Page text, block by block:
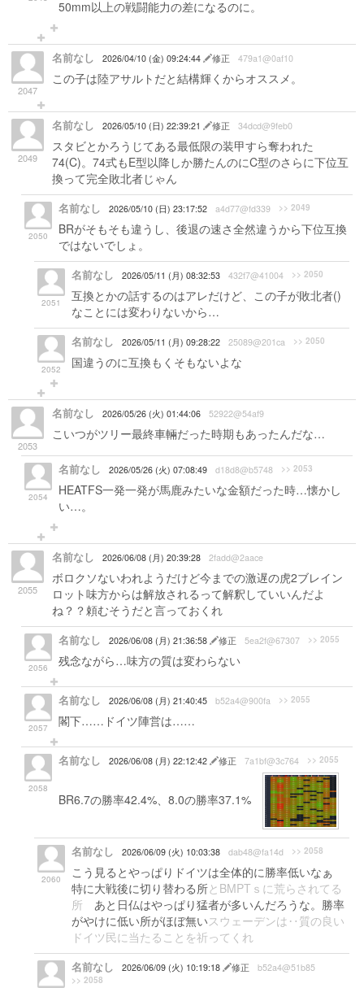
50mm以上の戦闘能力の差になるのに。
2047
名前なし 2026/04/10 (金) 09:24:44 修正 479a1@0af10
この子は陸アサルトだと結構輝くからオススメ。
2049
名前なし 2026/05/10 (日) 22:39:21 修正 34dcd@9feb0
スタビとかろうじてある最低限の装甲すら奪われた
74(C)。74式もE型以降しか勝たんのにC型のさらに下位互
換って完全敗北者じゃん
2050
名前なし 2026/05/10 (日) 23:17:52 a4d77@fd339 >> 2049
BRがそもそも違うし、後退の速さ全然違うから下位互換
ではないでしょ。
2051
名前なし 2026/05/11 (月) 08:32:53 432f7@41004 >> 2050
互換とかの話するのはアレだけど、この子が敗北者()
なことには変わりないから…
2052
名前なし 2026/05/11 (月) 09:28:22 25089@201ca >> 2050
国違うのに互換もくそもないよな
2053
名前なし 2026/05/26 (火) 01:44:06 52922@54af9
こいつがツリー最終車輛だった時期もあったんだな…
2054
名前なし 2026/05/26 (火) 07:08:49 d18d8@b5748 >> 2053
HEATFS一発一発が馬鹿みたいな金額だった時…懐かし
い…。
2055
名前なし 2026/06/08 (月) 20:39:28 2fadd@2aace
ボロクソないわれようだけど今までの激遅の虎2ブレイン
ロット味方からは解放されるって解釈していいんだよ
ね？？頼むそうだと言っておくれ
2056
名前なし 2026/06/08 (月) 21:36:58 修正 5ea2f@67307 >> 2055
残念ながら…味方の質は変わらない
2057
名前なし 2026/06/08 (月) 21:40:45 b52a4@900fa >> 2055
閣下……ドイツ陣営は……
2058
名前なし 2026/06/08 (月) 22:12:42 修正 7a1bf@3c764 >> 2055
BR6.7の勝率42.4%、8.0の勝率37.1%
2060
名前なし 2026/06/09 (火) 10:03:38 dab48@fa14d >> 2058
こう見るとやっぱりドイツは全体的に勝率低いなぁ
特に大戦後に切り替わる所とBMPTｓに荒らされてる
所 あと日仏はやっぱり猛者が多いんだろうな。勝率
がやけに低い所がほぼ無いスウェーデンは‥質の良い
ドイツ民に当たることを祈ってくれ
名前なし 2026/06/09 (火) 10:19:18 修正 b52a4@51b85
>> 2058